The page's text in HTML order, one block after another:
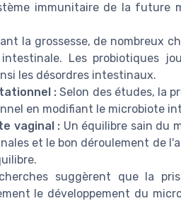
immunitaire de la future
la grossesse, de nombreux
Les probiotiques
les désordres intestinaux.
: Selon des études, la
en modifiant le microbiote
vaginal : Un équilibre sain du
et le bon déroulement de
suggèrent que la
le développement du